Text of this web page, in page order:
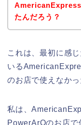
AmericanExpress
たんだろう？
これは、最初に感
いる
のお店で使えなかっ
私は、
PowerArQのお店